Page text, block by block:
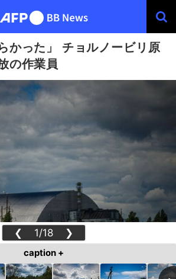
かった」 チョルノービリ原
の作業員
❮ 1/18 ❯
caption +